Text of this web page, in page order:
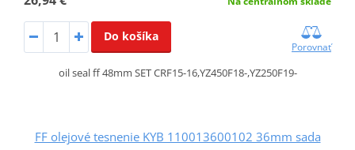
Do košíka
Porovnať
oil seal ff 48mm SET CRF15-16,YZ450F18-,YZ250F19-
FF olejové tesnenie KYB 110013600102 36mm sada